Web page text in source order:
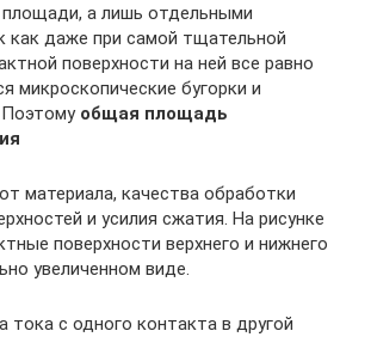
а лишь отдельными
как даже при самой тщательной
поверхности на ней все равно
микроскопические бугорки и
общая площадь
материала, качества обработки
и усилия сжатия. На рисунке
поверхности верхнего и нижнего
увеличенном виде.
тока с одного контакта в другой